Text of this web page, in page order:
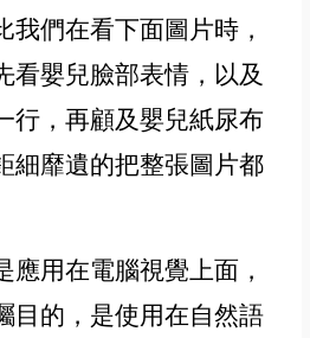
我們在看下面圖片時 ，
看嬰兒臉部表情 ，以及
行，再顧及嬰兒紙尿布
細靡遺的把整張圖片都
應用在電腦視覺上面，
目的，是使用在自然語